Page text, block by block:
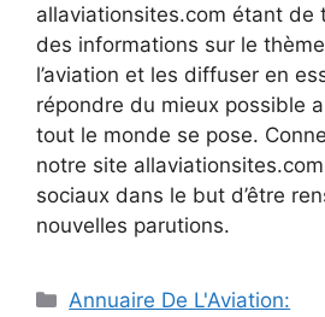
allaviationsites.com étant de
des informations sur le
l’aviation et les diffuser en
répondre du mieux possible
tout le monde se pose.
notre site
sociaux dans le but d’être
nouvelles parutions.
Catégories
Annuaire De L'Aviation: